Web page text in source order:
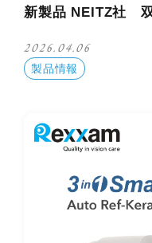
新製品 NEITZ社
2026.04.06
製品情報